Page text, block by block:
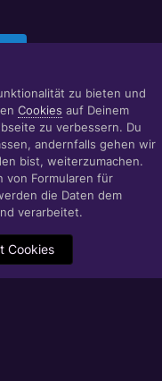
Impressum
zu bieten und
Cookies auf Deinem
zu verbessern. Du
andernfalls gehen wir
bist, weiterzumachen.
von Formularen für
die Daten dem
verarbeitet.
Cookies